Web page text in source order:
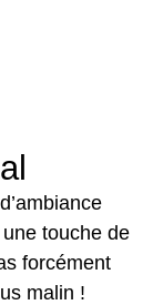
touche de
forcément
malin !